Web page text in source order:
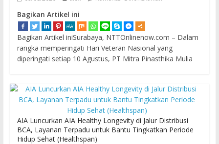
Bagikan Artikel ini
Bagikan Artikel iniSurabaya, NTTOnlinenow.com – Dalam
rangka memperingati Hari Veteran Nasional yang
diperingati setiap 10 Agustus, PT Mitra Pinasthika Mulia
AIA Luncurkan AIA Healthy Longevity di Jalur Distribusi
BCA, Layanan Terpadu untuk Bantu Tingkatkan Periode
Hidup Sehat (Healthspan)